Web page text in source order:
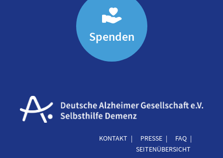
Spenden
KONTAKT PRESSE
FAQ
SEITENÜBERSICHT